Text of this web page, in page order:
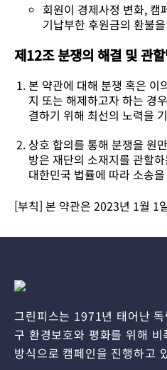
회원이 경제사정 변화, 캠
기납부한 후원금의 환불
제12조 분쟁의 해결 및 관
본 약관에 대해 분쟁 혹은 이
지 또는 해제하고자 하는 경
결하기 위해 최선의 노력을
상호 합의를 통해 분쟁을 원
방은 재단의 소재지를 관할
대한민국 법률에 따라 소송
[부칙] 본 약관은 2023년 1월 1
그린피스는 1971년 태어난
구 환경보호와 평화를 위해
방식으로 캠페인을 진행하고